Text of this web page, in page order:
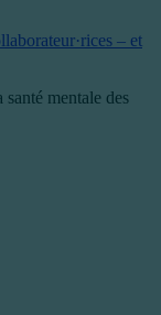
– et
mentale des